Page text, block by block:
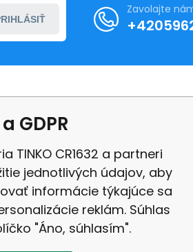
Zavolajte
Ochrana osobních údajů GDPR
Velkoobchod
recenzia
GDPR
TINKO CR1632 a partneri
jednotlivých údajov, aby
informácie týkajúce sa
reklám. Súhlas
"Áno, súhlasím".